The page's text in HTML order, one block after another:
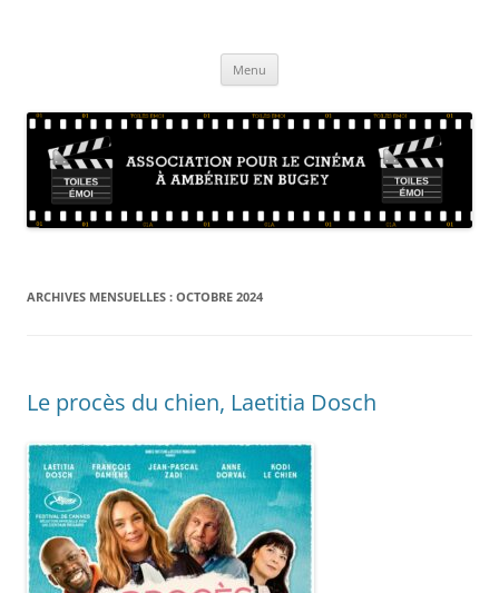
sa région
Menu
ARCHIVES MENSUELLES : OCTOBRE 2024
Le procès du chien, Laetitia Dosch